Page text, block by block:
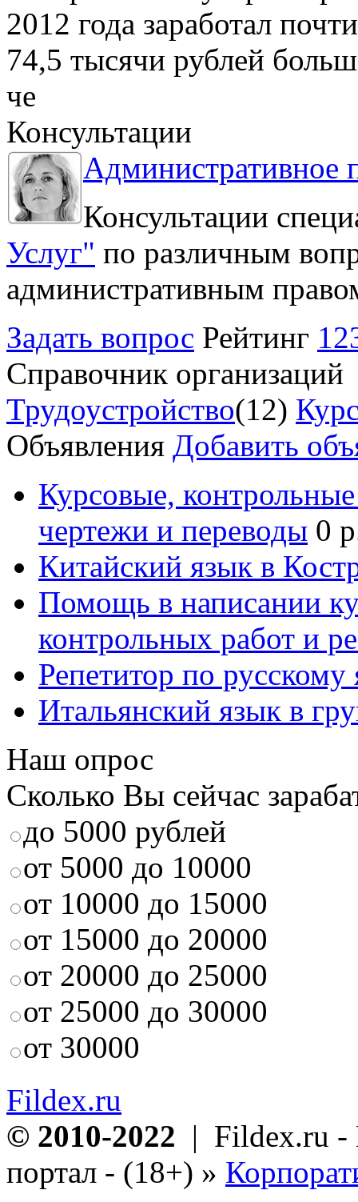
2012 года заработал
74,5 тысячи рублей
че
Консультации
Административное
Консультации
Услуг" по различным
административным
Задать вопрос Рейтинг
Справочник организаций
Трудоустройство(12)
Объявления Добавить
Курсовые,
чертежи и переводы 0
Китайский язык в
Помощь в написании
контрольных работ и
Репетитор по русскому
Итальянский язык в
Наш опрос
Сколько Вы сейчас
до 5000 рублей
от 5000 до 10000
от 10000 до 15000
от 15000 до 20000
от 20000 до 25000
от 25000 до 30000
от 30000
Fildex.ru
© 2010-2022 | Fildex.ru -
портал - (18+) »